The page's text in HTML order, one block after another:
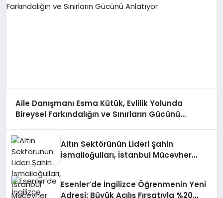
Aile Danışmanı Esma Kütük, Evlilik Yolunda
Bireysel Farkındalığın ve Sınırların Gücünü
Altın Sektörünün Lideri Şahin
İsmailoğulları, İstanbul Mücevher
Esenler’de İngilizce Öğrenmenin Yeni
Adresi: Büyük Açılış Fırsatıyla %20